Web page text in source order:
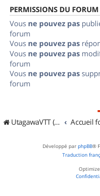
PERMISSIONS DU FORUM
Vous ne pouvez pas
forum
Vous ne pouvez pas
Vous ne pouvez pas
forum
Vous ne pouvez pas
forum
UtagawaVTT (Randos VTT et VTTAE avec traces GPS) Accueil
Développé par phpBB®
Traduction